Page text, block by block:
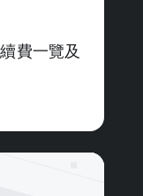
費一覽及